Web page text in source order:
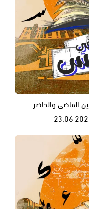
الماضي والحاضر